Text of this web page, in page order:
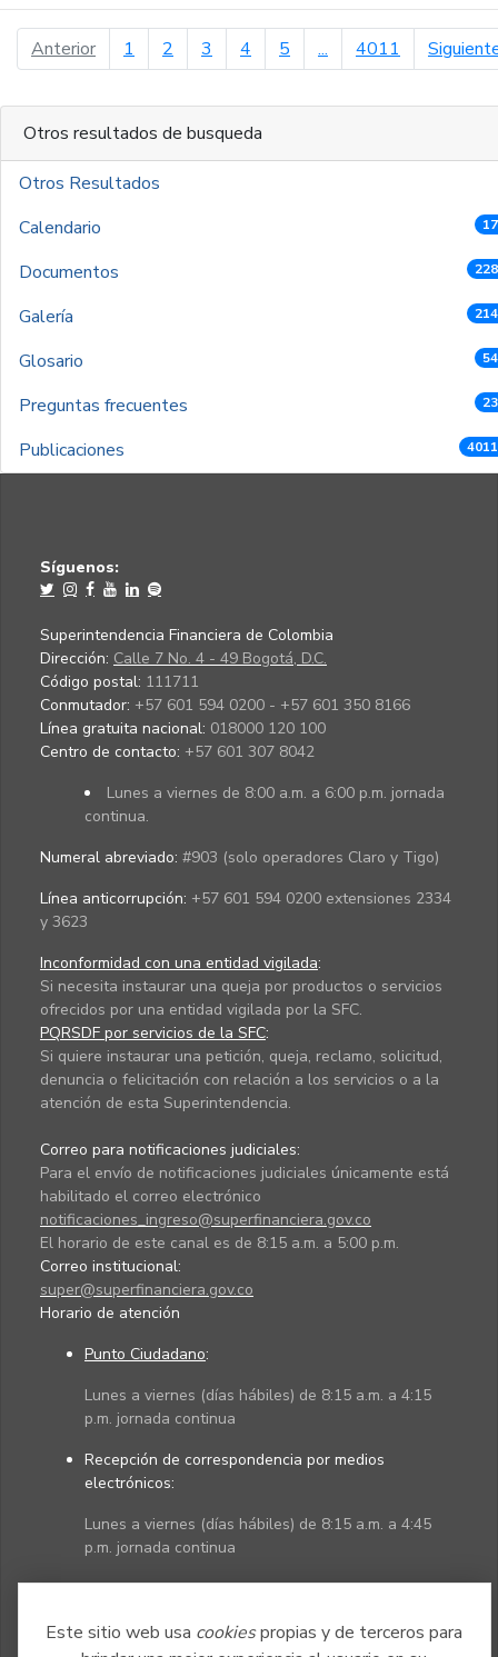
Este sitio web usa cookiespropias y de terceros para
Anteriorpágina anterior
1 2 3 4 5 ... 4011
Otros resultados de busqueda
Otros Resultados
Calendario
Documentos
Galería
Glosario
Preguntas frecuentes
Publicaciones
Síguenos:
Superintendencia Financiera de Colombia
Dirección: Calle 7 No. 4 - 49 Bogotá, D.C.
Código postal: 111711
Conmutador: +57 601 594 0200 - +57 601 350 8166
Línea gratuita nacional: 018000 120 100
Centro de contacto: +57 601 307 8042
Lunes a viernes de 8:00 a.m. a 6:00 p.m. jornada
continua.
Numeral abreviado: #903 (solo operadores Claro y Tigo)
Línea anticorrupción: +57 601 594 0200 extensiones 2334
y 3623
Inconformidad con una entidad vigilada:
Si necesita instaurar una queja por productos o servicios
ofrecidos por una entidad vigilada por la SFC.
PQRSDF por servicios de la SFC:
Si quiere instaurar una petición, queja, reclamo, solicitud,
denuncia o felicitación con relación a los servicios o a la
atención de esta Superintendencia.
Correo para notificaciones judiciales:
Para el envío de notificaciones judiciales únicamente está
habilitado el correo electrónico
notificaciones_ingreso@superfinanciera.gov.co
El horario de este canal es de 8:15 a.m. a 5:00 p.m.
Correo institucional:
super@superfinanciera.gov.co
Horario de atención
Punto Ciudadano:
Lunes a viernes (días hábiles) de 8:15 a.m. a 4:15
p.m. jornada continua
Recepción de correspondencia por medios
electrónicos:
Lunes a viernes (días hábiles) de 8:15 a.m. a 4:45
p.m. jornada continua